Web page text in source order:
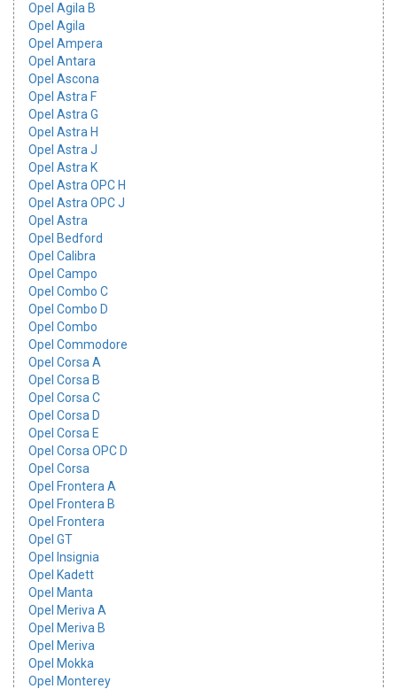
Opel Agila B
Opel Agila
Opel Ampera
Opel Antara
Opel Ascona
Opel Astra F
Opel Astra G
Opel Astra H
Opel Astra J
Opel Astra K
Opel Astra OPC H
Opel Astra OPC J
Opel Astra
Opel Bedford
Opel Calibra
Opel Campo
Opel Combo C
Opel Combo D
Opel Combo
Opel Commodore
Opel Corsa A
Opel Corsa B
Opel Corsa C
Opel Corsa D
Opel Corsa E
Opel Corsa OPC D
Opel Corsa
Opel Frontera A
Opel Frontera B
Opel Frontera
Opel GT
Opel Insignia
Opel Kadett
Opel Manta
Opel Meriva A
Opel Meriva B
Opel Meriva
Opel Mokka
Opel Monterey